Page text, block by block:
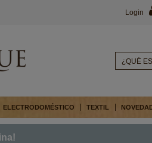
Login
ELECTRODOMÉSTICO TEXTIL